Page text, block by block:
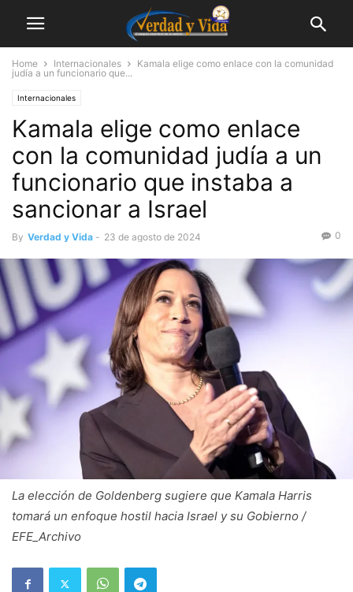
Home Internacionales
Kamala elige como enlace con la comunidad
judía a un funcionario que...
Internacionales
Kamala elige como enlace
con la comunidad judía a un
funcionario que instaba a
sancionar a Israel
By Verdad y Vida - 23 de agosto de 2024 0
La elección de Goldenberg sugiere que Kamala Harris
tomará un enfoque hostil hacia Israel y su Gobierno /
EFE_Archivo